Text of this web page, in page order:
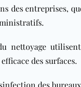
des entreprises,
nettoyage
des surfaces.
des bureaux